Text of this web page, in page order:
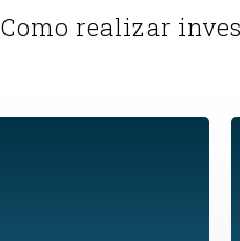
Como realizar